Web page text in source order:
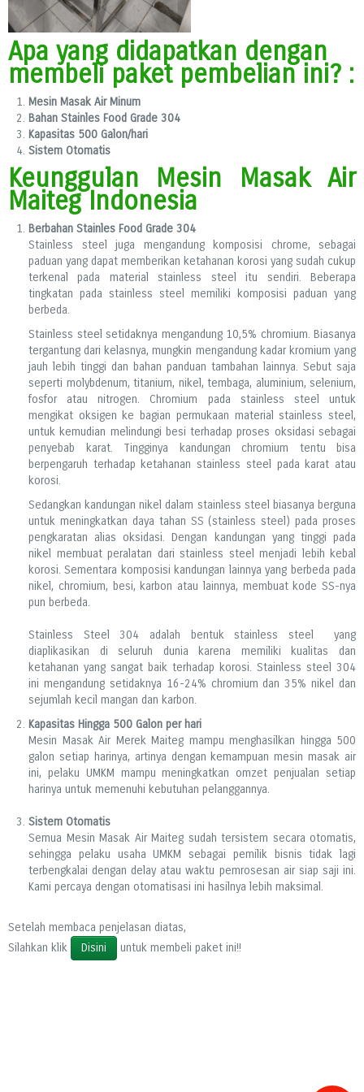
Apa yang didapatkan dengan
membeli paket pembelian ini? :
Mesin Masak Air Minum
Bahan Stainles Food Grade 304
Kapasitas 500 Galon/hari
Sistem Otomatis
Keunggulan Mesin Masak Air
Maiteg Indonesia
Berbahan Stainles Food Grade 304
Stainless steel juga mengandung komposisi chrome, sebagai
paduan yang dapat memberikan ketahanan korosi yang sudah cukup
terkenal pada material stainless steel itu sendiri. Beberapa
tingkatan pada stainless steel memiliki komposisi paduan yang
berbeda.
Stainless steel setidaknya mengandung 10,5% chromium. Biasanya
tergantung dari kelasnya, mungkin mengandung kadar kromium yang
jauh lebih tinggi dan bahan panduan tambahan lainnya. Sebut saja
seperti molybdenum, titanium, nikel, tembaga, aluminium, selenium,
fosfor atau nitrogen. Chromium pada stainless steel untuk
mengikat oksigen ke bagian permukaan material stainless steel,
untuk kemudian melindungi besi terhadap proses oksidasi sebagai
penyebab karat. Tingginya kandungan chromium tentu bisa
berpengaruh terhadap ketahanan stainless steel pada karat atau
korosi.
Sedangkan kandungan nikel dalam stainless steel biasanya berguna
untuk meningkatkan daya tahan SS (stainless steel) pada proses
pengkaratan alias oksidasi. Dengan kandungan yang tinggi pada
nikel membuat peralatan dari stainless steel menjadi lebih kebal
korosi. Sementara komposisi kandungan lainnya yang berbeda pada
nikel, chromium, besi, karbon atau lainnya, membuat kode SS-nya
pun berbeda.
Stainless Steel 304 adalah bentuk stainless steel yang
diaplikasikan di seluruh dunia karena memiliki kualitas dan
ketahanan yang sangat baik terhadap korosi. Stainless steel 304
ini mengandung setidaknya 16-24% chromium dan 35% nikel dan
sejumlah kecil mangan dan karbon.
Kapasitas Hingga 500 Galon per hari
Mesin Masak Air Merek Maiteg mampu menghasilkan hingga 500
galon setiap harinya, artinya dengan kemampuan mesin masak air
ini, pelaku UMKM mampu meningkatkan omzet penjualan setiap
harinya untuk memenuhi kebutuhan pelanggannya.
Sistem Otomatis
Semua Mesin Masak Air Maiteg sudah tersistem secara otomatis,
sehingga pelaku usaha UMKM sebagai pemilik bisnis tidak lagi
terbengkalai dengan delay atau waktu pemrosesan air siap saji ini.
Kami percaya dengan otomatisasi ini hasilnya lebih maksimal.
Setelah membaca penjelasan diatas,
Silahkan klik
Disini untuk membeli paket ini!!